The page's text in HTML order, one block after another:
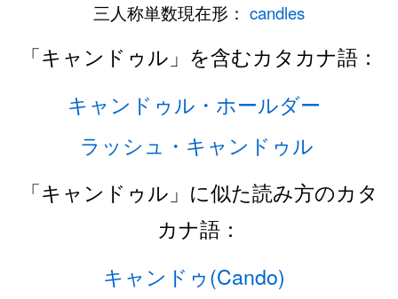
三人称単数現在形： candles
「キャンドゥル」を含むカタカナ語：
キャンドゥル・ホールダー
ラッシュ・キャンドゥル
「キャンドゥル」に似た読み方のカタ
カナ語：
キャンドゥ(Cando)